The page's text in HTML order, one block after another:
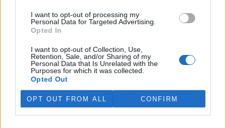
I want to opt-out of processing my
Personal Data for Targeted Advertising.
Opted In
I want to opt-out of Collection, Use,
Retention, Sale, and/or Sharing of my
Personal Data that Is Unrelated with the
Purposes for which it was collected.
Opted Out
OPT OUT FROM ALL CONFIRM
Adrian Bobok